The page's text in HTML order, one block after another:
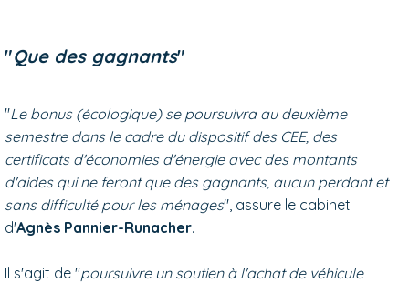
"Que des gagnants"
"Le bonus (écologique) se poursuivra au deuxième
semestre dans le cadre du dispositif des CEE, des
certificats d'économies d'énergie avec des montants
d'aides qui ne feront que des gagnants, aucun perdant et
sans difficulté pour les ménages", assure le cabinet
d'Agnès Pannier-Runacher.
Il s'agit de "poursuivre un soutien à l'achat de véhicule